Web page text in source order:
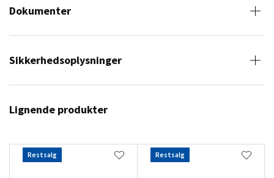
Dokumenter
Sikkerhedsoplysninger
Lignende produkter
Restsalg Restsalg